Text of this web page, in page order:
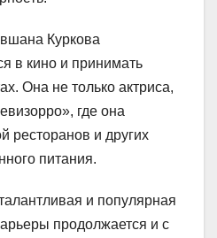
Куркова
в кино и принимать
Она не только актриса,
где она
ресторанов и других
питания.
и популярная
продолжается и с